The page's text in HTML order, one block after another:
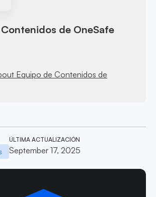
de OneSafe
Equipo de Contenidos de
ÚLTIMA ACTUALIZACIÓN
September 17, 2025